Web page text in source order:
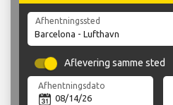
Afhentningssted
Aflevering samme sted
Afhentningsdato